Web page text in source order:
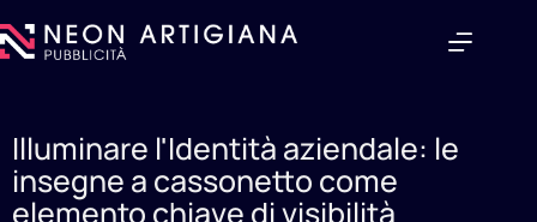
Illuminare l'Identità aziendale: le
insegne a cassonetto come
elemento chiave di visibilità